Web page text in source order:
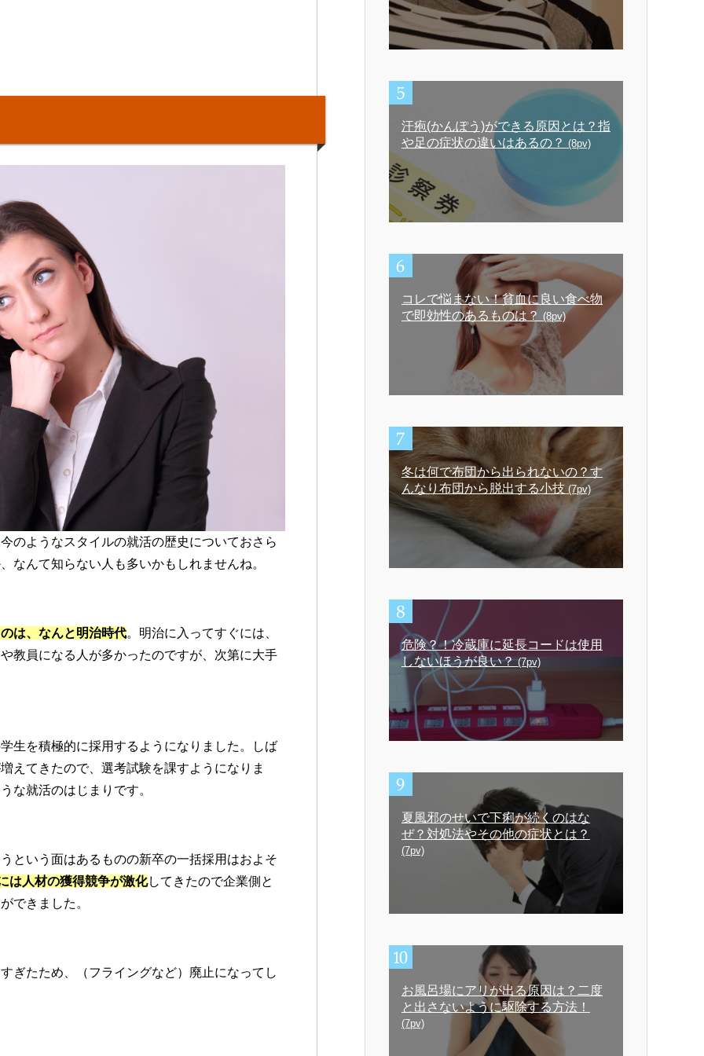
のようなスタイルの就活の歴史についておさら
なんて知らない人も多いかもしれませんね。
は、なんと明治時代。明治に入ってすぐには、
教員になる人が多かったのですが、次第に大手
生を積極的に採用するようになりました。しば
えてきたので、選考試験を課すようになりま
な就活のはじまりです。
という面はあるものの新卒の一括採用はおよそ
は人材の獲得競争が激化してきたので企業側と
できました。
ぎたため、（フライングなど）廃止になってし
汗疱(かんぽう)ができる原因とは？指
や足の症状の違いはあるの？ (8pv)
コレで悩まない！貧血に良い食べ物
で即効性のあるものは？ (8pv)
冬は何で布団から出られないの？す
んなり布団から脱出する小技 (7pv)
危険？！冷蔵庫に延長コードは使用
しないほうが良い？(7pv)
夏風邪のせいで下痢が続くのはな
ぜ？対処法やその他の症状とは？
(7pv)
お風呂場にアリが出る原因は？二度
と出さないように駆除する方法！
(7pv)